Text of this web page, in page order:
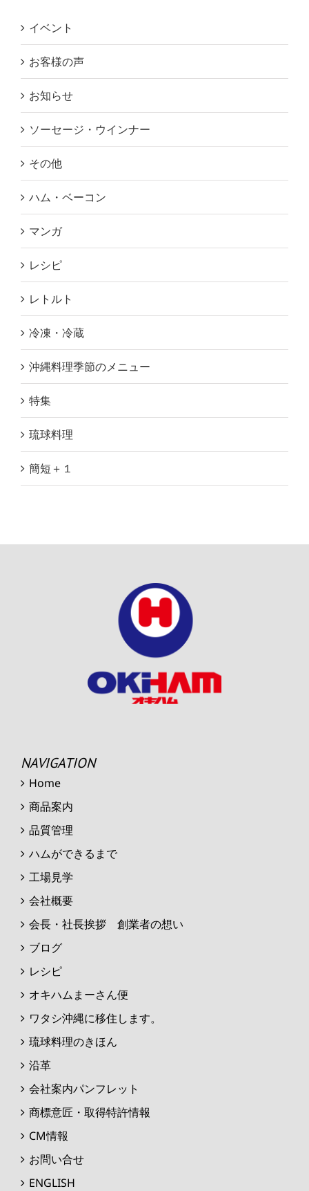
イベント
お客様の声
お知らせ
ソーセージ・ウインナー
その他
ハム・ベーコン
マンガ
レシピ
レトルト
冷凍・冷蔵
沖縄料理季節のメニュー
特集
琉球料理
簡短＋１
NAVIGATION
Home
商品案内
品質管理
ハムができるまで
工場見学
会社概要
会長・社長挨拶 創業者の想い
ブログ
レシピ
オキハムまーさん便
ワタシ沖縄に移住します。
琉球料理のきほん
沿革
会社案内パンフレット
商標意匠・取得特許情報
CM情報
お問い合せ
ENGLISH